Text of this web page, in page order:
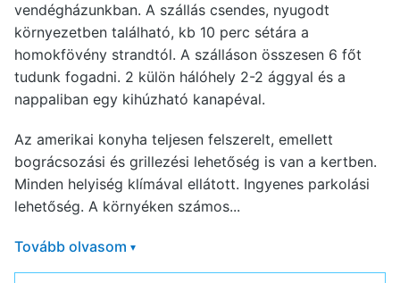
vendégházunkban. A szállás csendes, nyugodt
környezetben található, kb 10 perc sétára a
homokfövény strandtól. A szálláson összesen 6 főt
tudunk fogadni. 2 külön hálóhely 2-2 ággyal és a
nappaliban egy kihúzható kanapéval.
Az amerikai konyha teljesen felszerelt, emellett
bográcsozási és grillezési lehetőség is van a kertben.
Minden helyiség klímával ellátott. Ingyenes parkolási
lehetőség. A környéken számos...
Tovább olvasom ▾